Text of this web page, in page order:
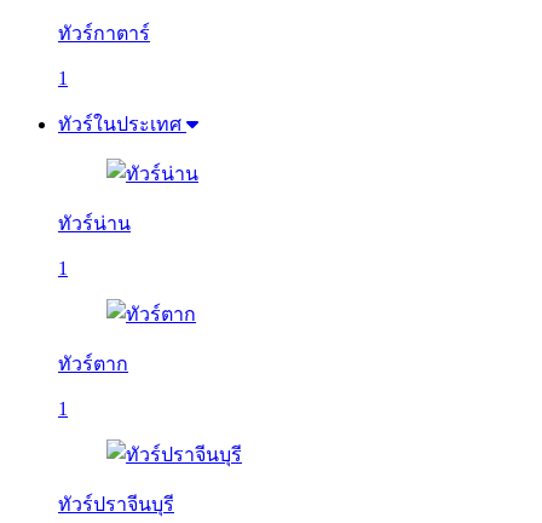
ทัวร์กาตาร์
1
ทัวร์ในประเทศ
ทัวร์น่าน
1
ทัวร์ตาก
1
ทัวร์ปราจีนบุรี